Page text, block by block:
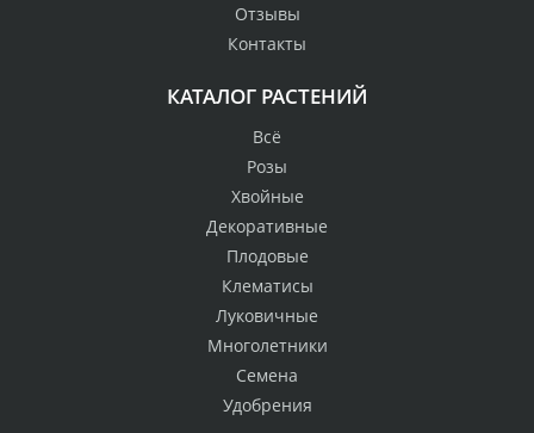
Отзывы
Контакты
КАТАЛОГ РАСТЕНИЙ
Всё
Розы
Хвойные
Декоративные
Плодовые
Клематисы
Луковичные
Многолетники
Семена
Удобрения